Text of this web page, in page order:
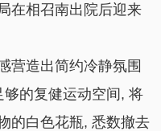
在相召南出院后迎来
营造出简约冷静氛围
的复健运动空间, 将
的白色花瓶, 悉数撤去